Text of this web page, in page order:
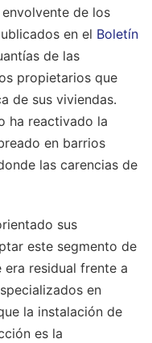
de los
en el Boletín
de las
propietarios que
de sus viviendas.
ha reactivado la
en barrios
las carencias de
sus
este segmento de
residual frente a
en
la instalación de
es la